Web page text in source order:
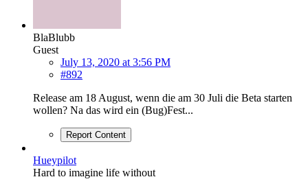
BlaBlubb
Guest
July 13, 2020 at 3:56 PM
#892
Release am 18 August, wenn die am 30 Juli die Beta starten
wollen? Na das wird ein (Bug)Fest...
Report Content
Hueypilot
Hard to imagine life without